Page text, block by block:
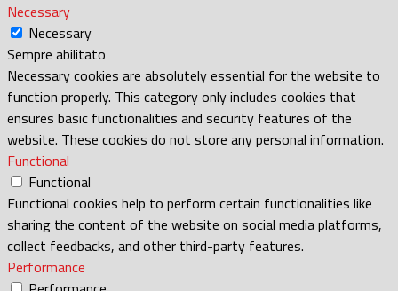
Necessary
Necessary
Sempre abilitato
Necessary cookies are absolutely essential for the website to
function properly. This category only includes cookies that
ensures basic functionalities and security features of the
website. These cookies do not store any personal information.
Functional
Functional
Functional cookies help to perform certain functionalities like
sharing the content of the website on social media platforms,
collect feedbacks, and other third-party features.
Performance